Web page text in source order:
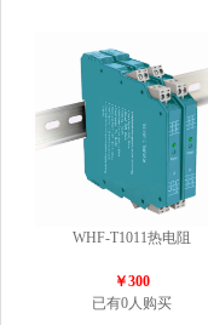
WHF-T1011热电阻
￥300
已有0人购买